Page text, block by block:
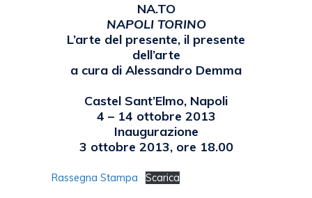
NA.TO
NAPOLI TORINO
L’arte del presente, il presente
dell’arte
a cura di Alessandro Demma
Castel Sant’Elmo, Napoli
4 – 14 ottobre 2013
Inaugurazione
3 ottobre 2013, ore 18.00
Rassegna Stampa Scarica